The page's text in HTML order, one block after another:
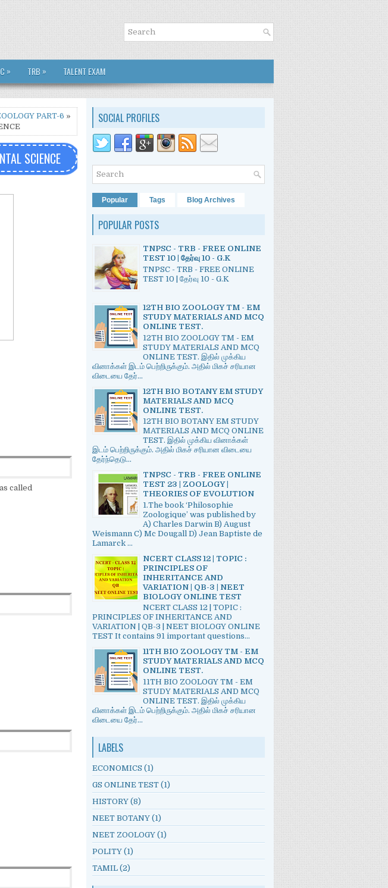
» TRB » TALENT EXAM
PART-6 »
SCIENCE
called
SOCIAL PROFILES
Popular Tags Blog Archives
POPULAR POSTS
TNPSC - TRB - FREE ONLINE
TEST 10 | தேர்வு 10 - G.K
TNPSC - TRB - FREE ONLINE
TEST 10 | தேர்வு 10 - G.K
12TH BIO ZOOLOGY TM - EM
STUDY MATERIALS AND MCQ
ONLINE TEST.
12TH BIO ZOOLOGY TM - EM
STUDY MATERIALS AND MCQ
ONLINE TEST. இதில் முக்கிய
வினாக்கள் இடம் பெற்றிருக்கும். அதில் மிகச் சரியான
விடையை தேர்...
12TH BIO BOTANY EM STUDY
MATERIALS AND MCQ
ONLINE TEST.
12TH BIO BOTANY EM STUDY
MATERIALS AND MCQ ONLINE
TEST. இதில் முக்கிய வினாக்கள்
இடம் பெற்றிருக்கும். அதில் மிகச் சரியான விடையை
தேர்ந்தெடு...
TNPSC - TRB - FREE ONLINE
TEST 23 | ZOOLOGY |
THEORIES OF EVOLUTION
1.The book ‘Philosophie
Zoologique’ was published by
A) Charles Darwin B) August
Weismann C) Mc Dougall D) Jean Baptiste de
Lamarck ...
NCERT CLASS 12 | TOPIC :
PRINCIPLES OF
INHERITANCE AND
VARIATION | QB-3 | NEET
BIOLOGY ONLINE TEST
NCERT CLASS 12 | TOPIC :
PRINCIPLES OF INHERITANCE AND
VARIATION | QB-3 | NEET BIOLOGY ONLINE
TEST It contains 91 important questions...
11TH BIO ZOOLOGY TM - EM
STUDY MATERIALS AND MCQ
ONLINE TEST.
11TH BIO ZOOLOGY TM - EM
STUDY MATERIALS AND MCQ
ONLINE TEST. இதில் முக்கிய
வினாக்கள் இடம் பெற்றிருக்கும். அதில் மிகச் சரியான
விடையை தேர்...
LABELS
ECONOMICS (1)
GS ONLINE TEST (1)
HISTORY (8)
NEET BOTANY (1)
NEET ZOOLOGY (1)
POLITY (1)
TAMIL (2)